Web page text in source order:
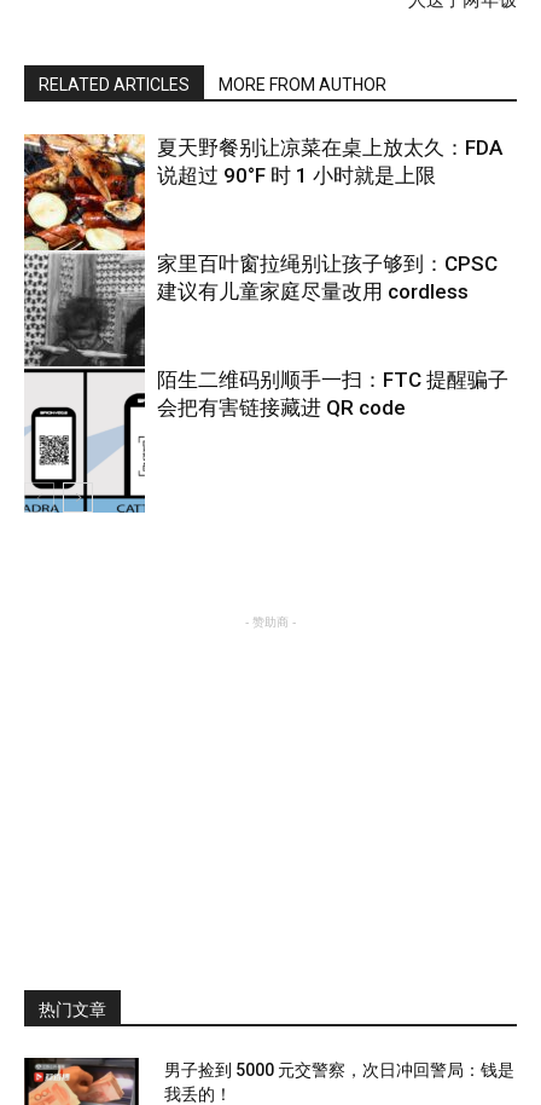
RELATED ARTICLES MORE FROM AUTHOR
热点
夏天野餐别让凉菜在桌上放太久：FDA
说超过 90°F 时 1 小时就是上限
热点
家里百叶窗拉绳别让孩子够到：CPSC
建议有儿童家庭尽量改用 cordless
陌生二维码别顺手一扫：FTC 提醒骗子
会把有害链接藏进 QR code
- 赞助商 -
热门文章
男子捡到 5000 元交警察，次日冲回警局：钱是
我丢的！